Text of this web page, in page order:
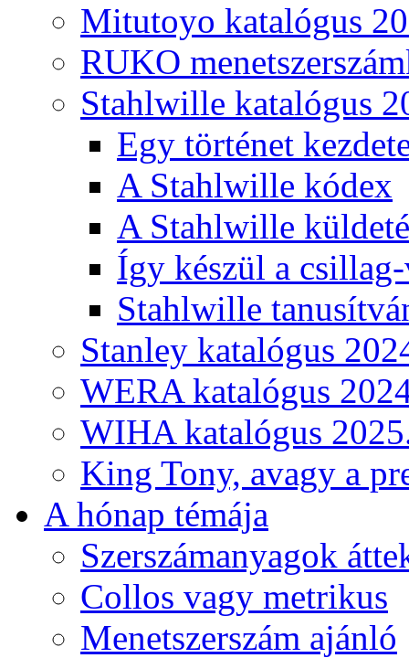
Mitutoyo katalógus
RUKO
Stahlwille katalógus
Egy történet
A Stahlwille kódex
A Stahlwille
Így készül a
Stahlwille
Stanley katalógus
WERA katalógus
WIHA katalógus
King Tony, avagy a
A hónap témája
Szerszámanyagok
Collos vagy metrikus
Menetszerszám ajánló